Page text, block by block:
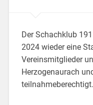
Der Schachklub
2024 wieder eine
Vereinsmitglieder
Herzogenaurach
teilnahmeberechtigt.